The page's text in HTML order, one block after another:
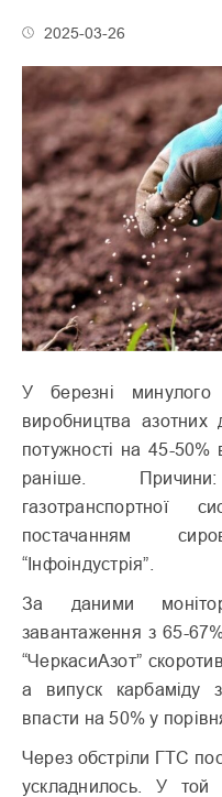
2025-03-26
У березні минулого
виробництва азотних
потужності на 45-50%
раніше.
газотранспортної
постачанням
“Інфоіндустрія”.
За даними
завантаження з 65-
“ЧеркасиАзот”
а випуск карбаміду
впасти на 50% у
Через обстріли ГТС
ускладнилось. У той